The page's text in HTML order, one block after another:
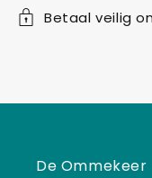
Betaal veilig
De Ommekeer